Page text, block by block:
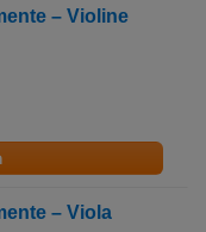
– Violine
– Viola